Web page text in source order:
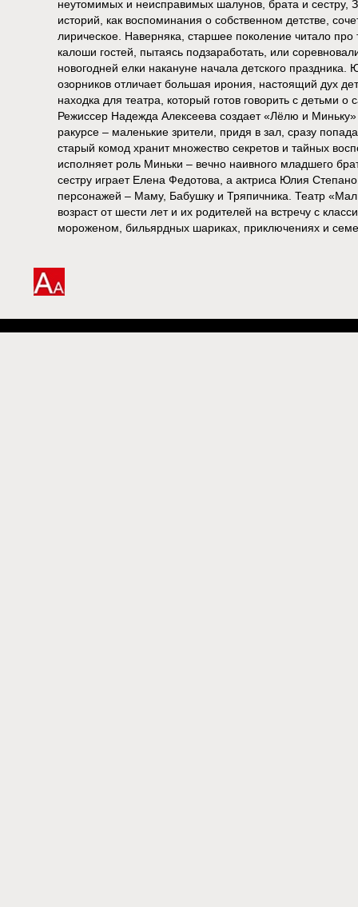
неутомимых и неисправимых шалунов, брата и сестру,
историй, как воспоминания о собственном детстве,
лирическое. Наверняка, старшее поколение читало
калоши гостей, пытаясь подзаработать, или
новогодней елки накануне начала детского праздника.
озорников отличает большая ирония, настоящий дух
находка для театра, который готов говорить с детьми
Режиссер Надежда Алексеева создает «Лёлю и
ракурсе – маленькие зрители, придя в зал, сразу
старый комод хранит множество секретов и тайных
исполняет роль Миньки – вечно наивного младшего
сестру играет Елена Федотова, а актриса Юлия
персонажей – Маму, Бабушку и Тряпичника. Театр
возраст от шести лет и их родителей на встречу с
мороженом, бильярдных шариках, приключениях и